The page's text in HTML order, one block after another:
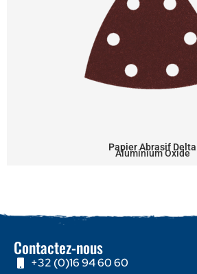
Papier Abrasif Delta
Aluminium Oxide
Contactez-nous
+32 (0)16 94 60 60